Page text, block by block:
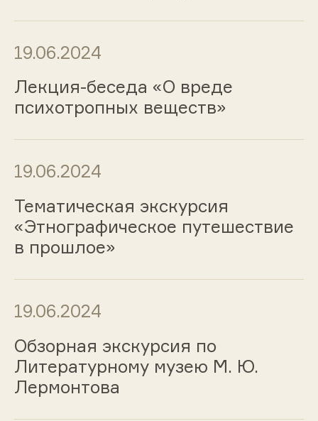
19.06.2024
Лекция-беседа «О вреде
психотропных веществ»
19.06.2024
Тематическая экскурсия
«Этнографическое путешествие
в прошлое»
19.06.2024
Обзорная экскурсия по
Литературному музею М. Ю.
Лермонтова